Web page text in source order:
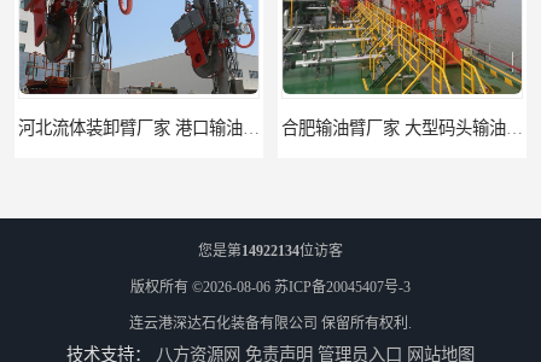
河北流体装卸臂厂家 港口输油臂 节能环保 合肥输油臂厂家 大型码头输油臂 输油臂安装
您是第14922134位访客
版权所有 ©2026-08-06 苏ICP备20045407号-3
连云港深达石化装备有限公司 保留所有权利.
技术支持： 八方资源网 免责声明 管理员入口 网站地图